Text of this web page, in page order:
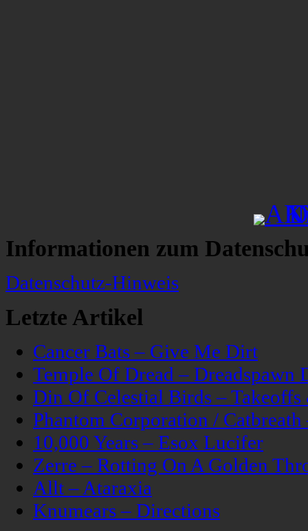
Informationen zum
Datenschutz-Hinweis
Letzte Artikel
Cancer Bats – Give Me Dirt
Temple Of Dread – Dreadspawn
Din Of Celestial Birds –
Phantom Corporation /
10,000 Years – Esox Lucifer
Zerre – Rotting On A Golden
Allt – Ataraxia
Knumears – Directions